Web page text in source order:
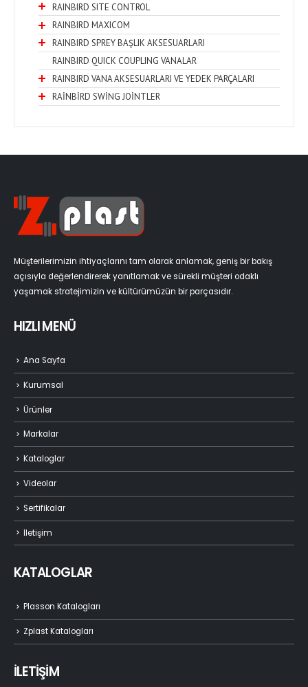
RAINBIRD SITE CONTROL
RAINBIRD MAXICOM
RAINBIRD SPREY BAŞLIK AKSESUARLARI
RAINBIRD QUICK COUPLING VANALAR
RAINBIRD VANA AKSESUARLARI VE YEDEK PARÇALARI
RAİNBİRD SWİNG JOİNTLER
Müşterilerimizin ihtiyaçlarını tam olarak anlamak, geniş bir bakış
açısıyla değerlendirerek yanıtlamak ve sürekli müşteri odaklı
yaşamak stratejimizin ve kültürümüzün bir parçasıdır.
HIZLI MENÜ
Ana Sayfa
Kurumsal
Ürünler
Markalar
Kataloglar
Videolar
Sertifikalar
İletişim
KATALOGLAR
Plasson Katalogları
Zplast Katalogları
İLETİŞİM